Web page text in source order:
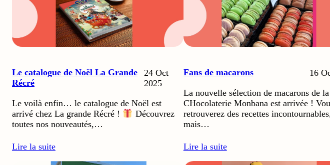
Le catalogue de Noël La Grande
Récré
24 Oct
2025
Le voilà enfin… le catalogue de Noël est
arrivé chez La grande Récré !
Découvrez
toutes nos nouveautés,…
Lire la suite
Fans de macarons
16
La nouvelle sélection de macarons de la
CHocolaterie Monbana est arrivée !
retrouverez des recettes
mais…
Lire la suite